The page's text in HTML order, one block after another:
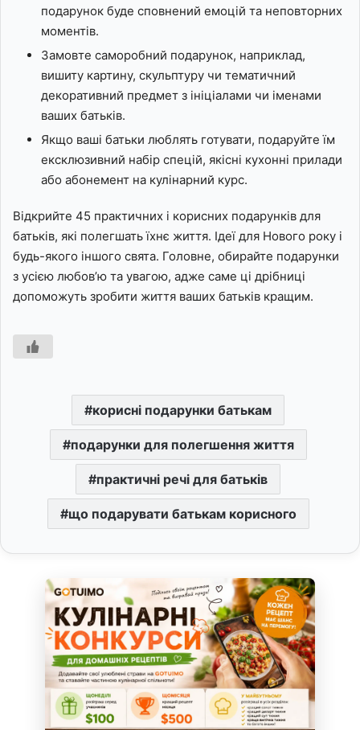
подарунок буде сповнений емоцій та неповторних
моментів.
Замовте саморобний подарунок, наприклад,
вишиту картину, скульптуру чи тематичний
декоративний предмет з ініціалами чи іменами
ваших батьків.
Якщо ваші батьки люблять готувати, подаруйте їм
ексклюзивний набір спецій, якісні кухонні прилади
або абонемент на кулінарний курс.
Відкрийте 45 практичних і корисних подарунків для
батьків, які полегшать їхнє життя. Ідеї для Нового року і
будь-якого іншого свята. Головне, обирайте подарунки
з усією любов’ю та увагою, адже саме ці дрібниці
допоможуть зробити життя ваших батьків кращим.
корисні подарунки батькам
подарунки для полегшення життя
практичні речі для батьків
що подарувати батькам корисного